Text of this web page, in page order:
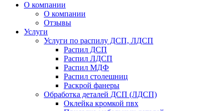
О компании
О компании
Отзывы
Услуги
Услуги по распилу ДСП, ЛДСП
Распил ДСП
Распил ЛДСП
Распил МДФ
Распил столешниц
Раскрой фанеры
Обработка деталей ДСП (ЛДСП)
Оклейка кромкой пвх